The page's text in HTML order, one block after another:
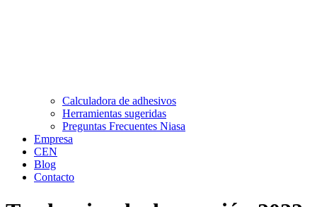
Calculadora de adhesivos
Herramientas sugeridas
Preguntas Frecuentes Niasa
Empresa
CEN
Blog
Contacto